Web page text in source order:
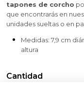
tapones de corcho
que encontrarás en
unidades sueltas o en
Medidas: 7,9 cm
altura
Cantidad